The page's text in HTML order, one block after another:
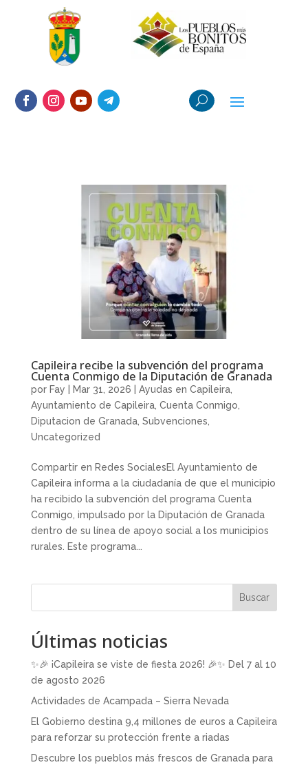
Capileira recibe la subvención del programa
Cuenta Conmigo de la Diputación de Granada
por Fay Mar 31, 2026 Ayudas en Capileira,
Ayuntamiento de Capileira, Cuenta Conmigo
Diputacion de Granada, Subvenciones
Uncategorized
Compartir en Redes SocialesEl Ayuntamiento de
Capileira informa a la ciudadanía de que el municipio
ha recibido la subvención del programa Cuenta
Conmigo, impulsado por la Diputación de Granada
dentro de su línea de apoyo social a los municipios
rurales. Este programa...
Buscar
Últimas noticias
✨🎉 ¡Capileira se viste de fiesta 2026! 🎉✨ Del 7 al 10
de agosto 2026
Actividades de Acampada – Sierra Nevada
El Gobierno destina 9,4 millones de euros a Capileira
para reforzar su protección frente a riadas
Descubre los pueblos más frescos de Granada para